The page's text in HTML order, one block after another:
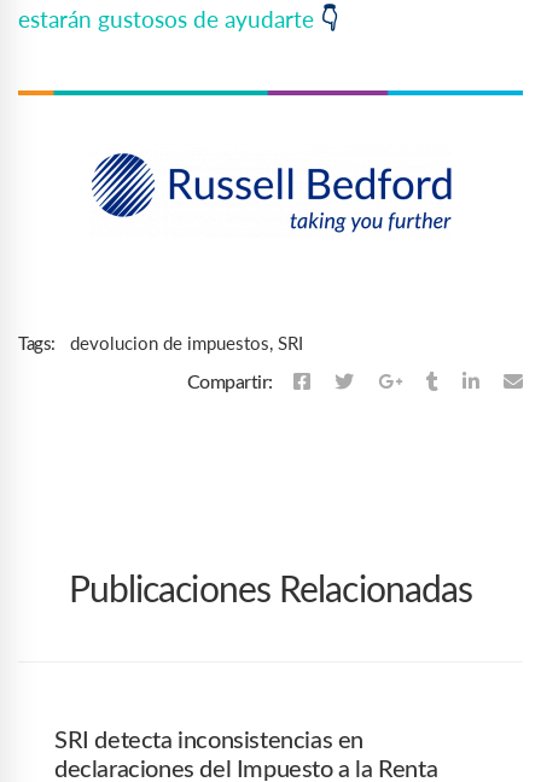
estarán gustosos de ayudarte 👇
Tags: devolucion de impuestos, SRI
Compartir:
Publicaciones Relacionadas
SRI detecta inconsistencias en
declaraciones del Impuesto a la Renta